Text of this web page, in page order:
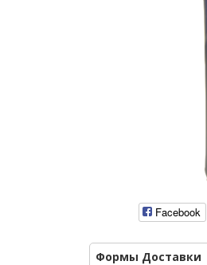
Facebook
Формы Доставки